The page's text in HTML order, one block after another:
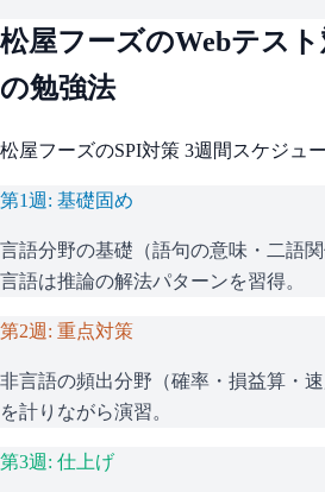
松屋フーズのWebテス
の勉強法
松屋フーズのSPI対策 3週間スケジュ
第1週: 基礎固め
言語分野の基礎（語句の意味・二語
言語は推論の解法パターンを習得。
第2週: 重点対策
非言語の頻出分野（確率・損益算・
を計りながら演習。
第3週: 仕上げ